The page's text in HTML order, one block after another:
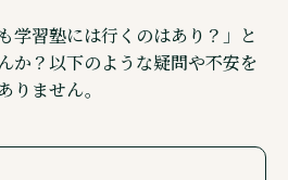
の他サービスのご案内
学習塾には行くのはあり？」と
か？以下のような疑問や不安を
りません。